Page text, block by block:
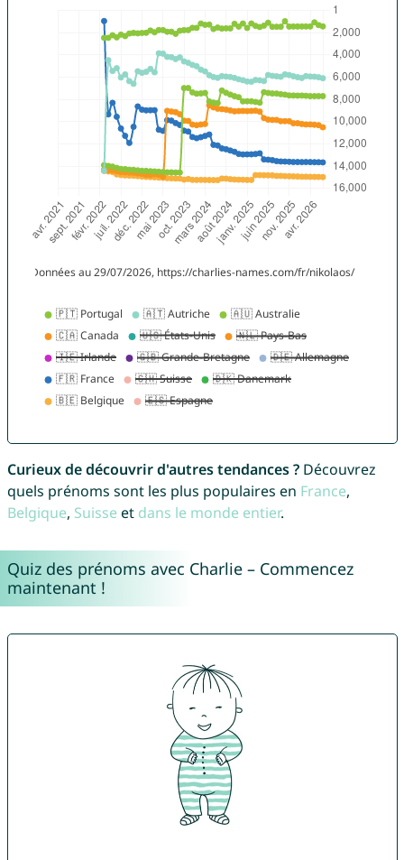
Curieux de découvrir d'autres tendances ?Découvrez
quels prénoms sont les plus populaires en France,
Belgique, Suisse et dans le monde entier.
Quiz des prénoms avec Charlie – Commencez
maintenant !